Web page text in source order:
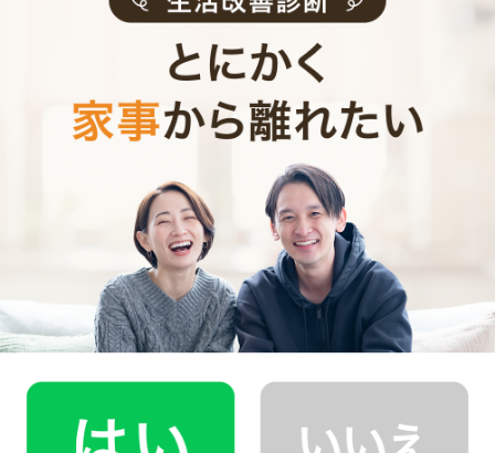
ご利用時間
料金（税込・交通費込） 0
他社との比較
業界大手B社